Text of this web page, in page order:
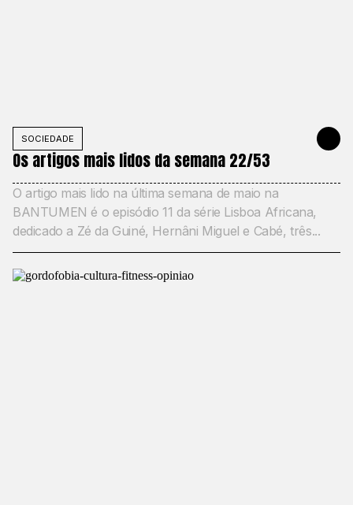
SOCIEDADE MAY 31,
Os artigos mais lidos da semana 22/53
O artigo mais lido na última semana de maio na
BANTUMEN é o episódio 11 da série Lisboa Africana,
dedicado a Zé da Guiné, Hernâni Miguel e Cabé, três...